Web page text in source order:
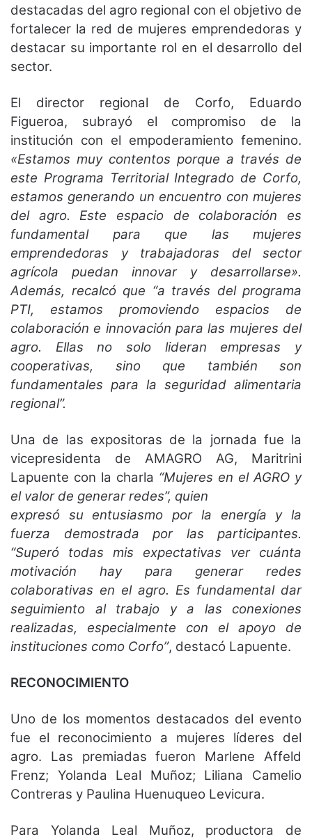
destacadas del agro regional con el objetivo de
fortalecer la red de mujeres emprendedoras y
destacar su importante rol en el desarrollo del
sector.
El director regional de Corfo, Eduardo
Figueroa, subrayó el compromiso de la
institución con el empoderamiento femenino.
«Estamos muy contentos porque a través de
este Programa Territorial Integrado de Corfo,
estamos generando un encuentro con mujeres
del agro. Este espacio de colaboración es
fundamental para que las mujeres
emprendedoras y trabajadoras del sector
agrícola puedan innovar y desarrollarse».
Además, recalcó que “a través del programa
PTI, estamos promoviendo espacios de
colaboración e innovación para las mujeres del
agro. Ellas no solo lideran empresas y
cooperativas, sino que también son
fundamentales para la seguridad alimentaria
regional”.
Una de las expositoras de la jornada fue la
vicepresidenta de AMAGRO AG, Maritrini
Lapuente con la charla “Mujeres en el AGRO y
el valor de generar redes”, quien
expresó su entusiasmo por la energía y la
fuerza demostrada por las participantes.
“Superó todas mis expectativas ver cuánta
motivación hay para generar redes
colaborativas en el agro. Es fundamental dar
seguimiento al trabajo y a las conexiones
realizadas, especialmente con el apoyo de
instituciones como Corfo”, destacó Lapuente.
RECONOCIMIENTO
Uno de los momentos destacados del evento
fue el reconocimiento a mujeres líderes del
agro. Las premiadas fueron Marlene Affeld
Frenz; Yolanda Leal Muñoz; Liliana Camelio
Contreras y Paulina Huenuqueo Levicura.
Para Yolanda Leal Muñoz, productora de